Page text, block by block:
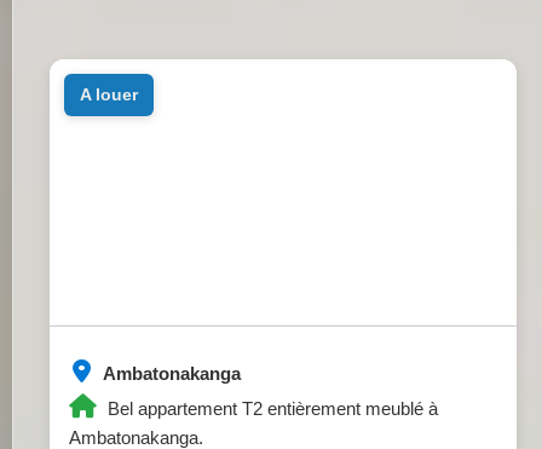
Ambatonakanga
Bel appartement T2 entièrement meublé à
Ambatonakanga.
a louer